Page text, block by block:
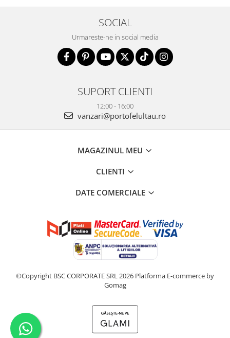
SOCIAL
Urmareste-ne in social media
SUPORT CLIENTI
12:00 - 16:00
vanzari@portofelultau.ro
MAGAZINUL MEU
CLIENTI
DATE COMERCIALE
©Copyright BSC CORPORATE SRL 2026 Platforma E-commerce by
Gomag